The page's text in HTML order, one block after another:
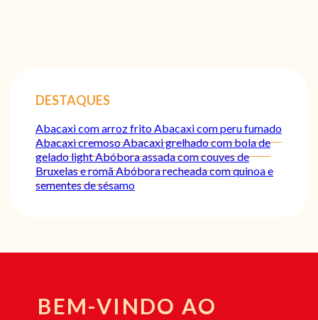
DESTAQUES
Abacaxi com arroz fritoAbacaxi com peru fumado
Abacaxi cremosoAbacaxi grelhado com bola de
gelado lightAbóbora assada com couves de
Bruxelas e romãAbóbora recheada com quinoa e
sementes de sésamo
BEM-VINDO AO